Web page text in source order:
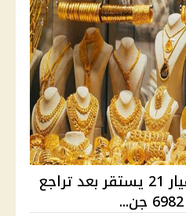
أسعار الذهب اليوم.. عيار 21 يستقر بعد تراجع